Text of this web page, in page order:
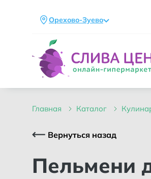
Орехово-Зуево
главная каталог
Вернуться назад